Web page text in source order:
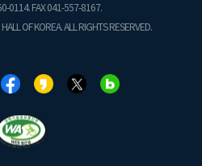
0114. FAX 041-557-8167.
OF KOREA. ALL RIGHTS RESERVED.